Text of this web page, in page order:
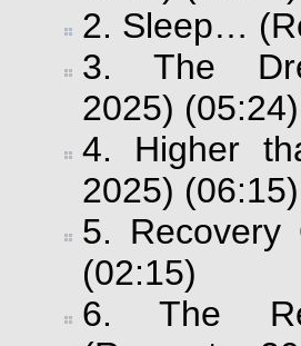
2. Sleep…
3. The
2025) (05:24)
4. Higher
2025) (06:15)
5. Recovery
(02:15)
6. The